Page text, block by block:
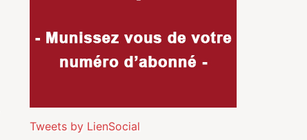
Tweets by LienSocial